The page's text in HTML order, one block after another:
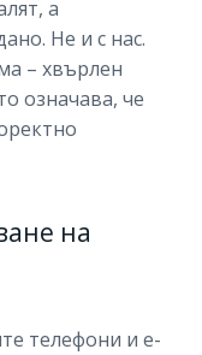
а
Не и с нас.
– хвърлен
означава, че
на
телефони и e-